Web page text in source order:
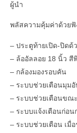
ผู้นำ
พลัสความคุ้มค่าด้วย
– ประตูท้ายเปิด-ปิดด้
– ล้ออัลลอย 18 นิ้ว สี
– กล้องมองรอบคัน
– ระบบช่วยเตือนมุม
– ระบบช่วยเตือนขณ
– ระบบแจ้งเตือนก่อ
– ระบบช่วยเตือน เมื่